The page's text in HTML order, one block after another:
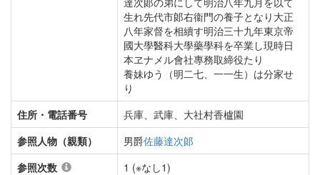
生れ先代市郞右衞門の養子となり大正
八年家督を相續す明治三十九年東京帝
國大學醫科大學藥學科を卒業し現時日
本ヱナメル會社專務取締役たり
養妹ゆう（明二七、一一生）は分家せ
り
住所・電話番号
兵庫、武庫、大社村香櫨園
参照人物（親類）
男爵佐藤達次郞
参照次数
1 (※なし1)